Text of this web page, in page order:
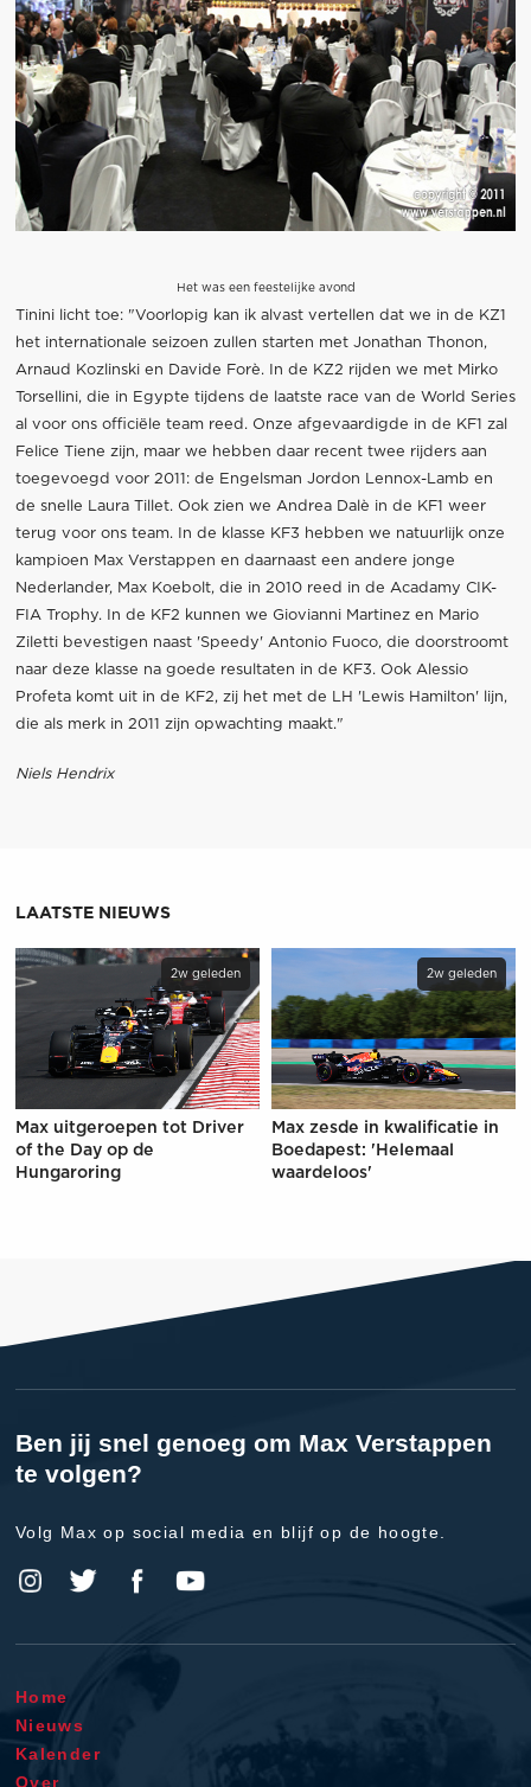
Het was een feestelijke avond
Tinini licht toe: "Voorlopig kan ik alvast vertellen dat we in de KZ1
het internationale seizoen zullen starten met Jonathan Thonon,
Arnaud Kozlinski en Davide Forè. In de KZ2 rijden we met Mirko
Torsellini, die in Egypte tijdens de laatste race van de World Series
al voor ons officiële team reed. Onze afgevaardigde in de KF1 zal
Felice Tiene zijn, maar we hebben daar recent twee rijders aan
toegevoegd voor 2011: de Engelsman Jordon Lennox-Lamb en
de snelle Laura Tillet. Ook zien we Andrea Dalè in de KF1 weer
terug voor ons team. In de klasse KF3 hebben we natuurlijk onze
kampioen Max Verstappen en daarnaast een andere jonge
Nederlander, Max Koebolt, die in 2010 reed in de Acadamy CIK-
FIA Trophy. In de KF2 kunnen we Giovianni Martinez en Mario
Ziletti bevestigen naast 'Speedy' Antonio Fuoco, die doorstroomt
naar deze klasse na goede resultaten in de KF3. Ook Alessio
Profeta komt uit in de KF2, zij het met de LH 'Lewis Hamilton' lijn,
die als merk in 2011 zijn opwachting maakt."
Niels Hendrix
LAATSTE NIEUWS
2w geleden
Max uitgeroepen tot Driver
of the Day op de
Hungaroring
2w geleden
Max zesde in kwalificatie in
Boedapest: 'Helemaal
waardeloos'
Ben jij snel genoeg om Max Verstappen
te volgen?
Volg Max op social media en blijf op de hoogte.
Home
Nieuws
Kalender
Over